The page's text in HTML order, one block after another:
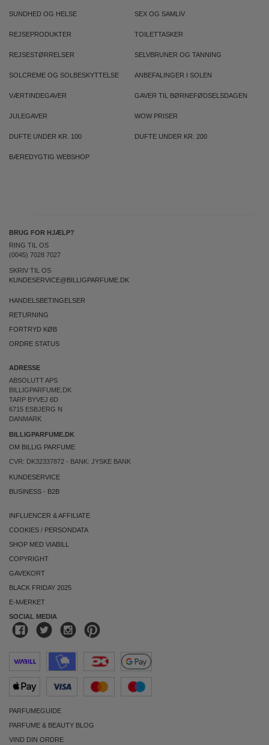
SUNDHED OG HELSE SEX OG SAMLIV
REJSEPRODUKTER TOILETTASKER
REJSESTØRRELSER SELVBRUNER OG TANNING
SOLCREME OG SOLBESKYTTELSE ANBEFALINGER I SOLEN
VÆRTINDEGAVER GAVER TIL BØRNEFØDSELSDAGEN
JULEGAVER WOW PRISER
DUFTE UNDER KR. 100 DUFTE UNDER KR. 200
BÆREDYGTIG WEBSHOP
BRUG FOR HJÆLP?
RING TIL OS
(0045) 7028 7027
SKRIV TIL OS
KUNDESERVICE@BILLIGPARFUME.DK
HANDELSBETINGELSER
RETURNING
FORTRYD KØB
ORDRE STATUS
ADRESSE
ABSOLUTT APS
BILLIGPARFUME.DK
TARP BYVEJ 6D
6715 ESBJERG N
DANMARK
BILLIGPARFUME.DK
OM BILLIG PARFUME
CVR: DK32337872 - BANK: JYSKE BANK
KUNDESERVICE
BUSINESS - B2B
INFLUENCER & AFFILIATE
COOKIES / PERSONDATA
SHOP MED VIABILL
COPYRIGHT
GAVEKORT
BLACK FRIDAY 2025
E-MÆRKET
SOCIAL MEDIA
PARFUMEGUIDE
PARFUME & BEAUTY BLOG
VIND DIN ORDRE